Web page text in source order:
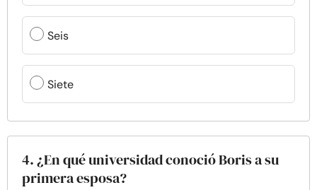
Seis
Siete
4. ¿En qué universidad conoció Boris a su
primera esposa?